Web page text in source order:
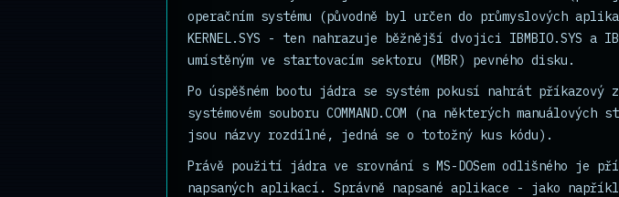
operačním systému (původně byl určen do průmyslových
KERNEL.SYS - ten nahrazuje běžnější dvojici IBMBIO.SYS a
umístěným ve startovacím sektoru (MBR) pevného disku.
Po úspěšném bootu jádra se systém pokusí nahrát
systémovém souboru COMMAND.COM (na některých
jsou názvy rozdílné, jedná se o totožný kus kódu).
Právě použití jádra ve srovnání s MS-DOSem odlišného je
napsaných aplikací. Správně napsané aplikace - jako